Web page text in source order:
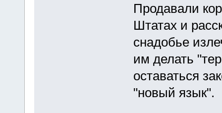
Продавали
Штатах и
снадобье
им делать
оставаться
"новый язык".